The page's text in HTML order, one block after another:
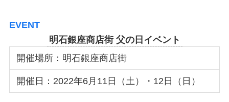
EVENT
明石銀座商店街 父の日イベント
開催場所：明石銀座商店街
開催日：2022年6月11日（土）・12日（日）